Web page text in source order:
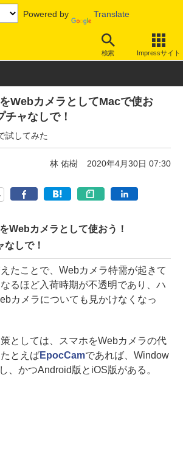
Powered by Translate
検索 Impressサイト
ピック テレワーク
WebカメラとしてMacで使お
チャなしで！
試してみた
林 佑樹 2020年4月30日 07:30
Webカメラとして使おう！
なしで！
たことで、Webカメラ特需が起きて
るほど入荷時期が不透明であり、ハ
カメラについても見かけなくなっ
としては、スマホをWebカメラの代
とえばEpocCamであれば、Window
、かつAndroid版とiOS版がある。